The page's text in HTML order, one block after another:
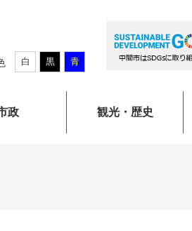
白 黒 青
政 観光・歴史